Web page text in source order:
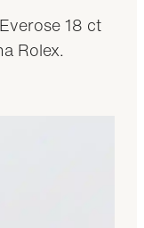
18 ct
Rolex.